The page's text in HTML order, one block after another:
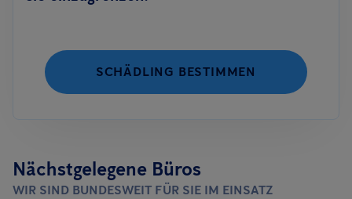
SCHÄDLING BESTIMMEN
Nächstgelegene Büros
WIR SIND BUNDESWEIT FÜR SIE IM EINSATZ